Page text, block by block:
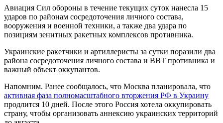
Авиация Сил обороны в течение текущих суток нанесла 15
ударов по районам сосредоточения личного состава,
вооружения и военной техники, а также два удара по
позициям зенитных ракетных комплексов противника.
Украинские ракетчики и артиллеристы за сутки поразили два
района сосредоточения личного состава и ВВТ противника и
важный объект оккупантов.
Напомним. Ранее сообщалось, что Москва планировала, что
активная фаза полномасштабного вторжения РФ в Украину
продлится 10 дней. После этого Россия хотела оккупировать
страну, чтобы организовать аннексию украинских территорий